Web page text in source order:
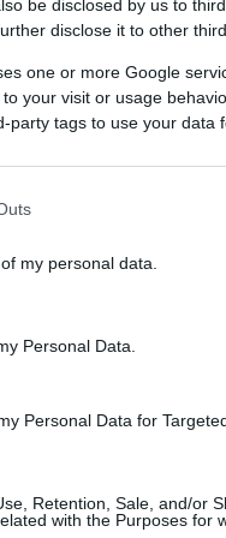
be disclosed by us to
disclose it to other
one or more Google
your visit or usage
party tags to use your data
my personal data.
Personal Data.
Personal Data for
Retention, Sale, and/or
with the Purposes for
yaptı. Galatasaray'da
Akbaba, kendine bir kez
hayal kırıklığına
veremedi. Bu hafta
de hem hücum
akıllara gelmesi